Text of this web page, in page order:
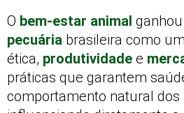
O bem-estar animal
pecuária brasileira como
ética, produtividade e
práticas que garantem
comportamento natural dos